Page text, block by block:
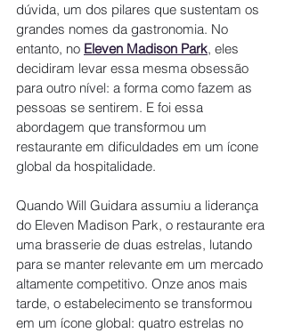
dúvida, um dos pilares que sustentam os
grandes nomes da gastronomia. No
entanto, no Eleven Madison Park, eles
decidiram levar essa mesma obsessão
para outro nível: a forma como fazem as
pessoas se sentirem. E foi essa
abordagem que transformou um
restaurante em dificuldades em um ícone
global da hospitalidade.
Quando Will Guidara assumiu a liderança
do Eleven Madison Park, o restaurante era
uma brasserie de duas estrelas, lutando
para se manter relevante em um mercado
altamente competitivo. Onze anos mais
tarde, o estabelecimento se transformou
em um ícone global: quatro estrelas no